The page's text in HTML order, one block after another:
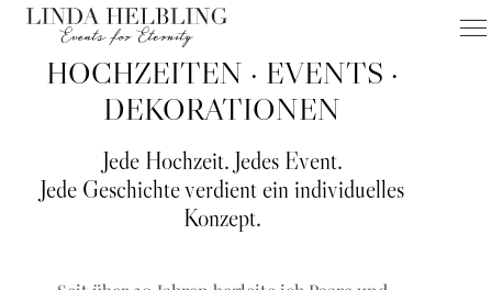
FÜR KARLSRUHE & UMGEBUNG
HOCHZEITEN
EVENTS
DEKORATIONEN
Hochzeitsplanerin Karlsruhe & Eventagentur für einzigartige
HOCHZEITEN · EVENTS ·
DEKORATIONEN
Jede Hochzeit. Jedes Event.
Jede Geschichte verdient ein individuelles
Konzept.